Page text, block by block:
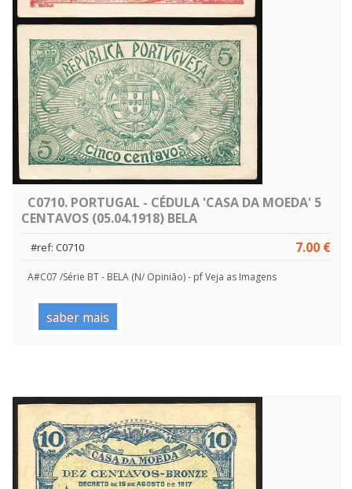
C0710. PORTUGAL - CÉDULA 'CASA DA MOEDA' 5
CENTAVOS (05.04.1918) BELA
7.00 €
#ref: C0710
A#C07 /Série BT - BELA (N/ Opinião) - pf Veja as Imagens
saber mais